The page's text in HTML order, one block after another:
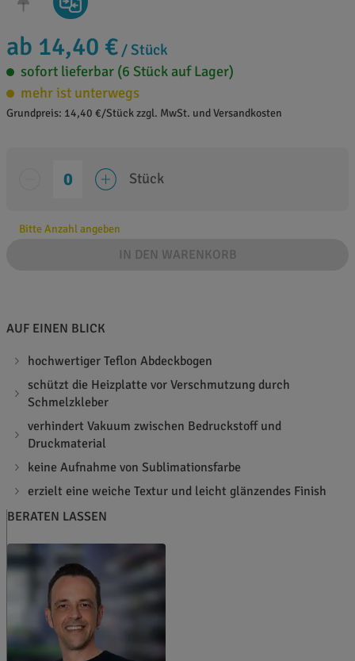
ab 14,40 € / Stück
sofort lieferbar (6 Stück auf Lager)
mehr ist unterwegs
Grundpreis: 14,40 €/Stück zzgl. MwSt. und Versandkosten
Stück
Bitte Anzahl angeben
IN DEN WARENKORB
AUF EINEN BLICK
hochwertiger Teflon Abdeckbogen
schützt die Heizplatte vor Verschmutzung durch
Schmelzkleber
verhindert Vakuum zwischen Bedruckstoff und
Druckmaterial
keine Aufnahme von Sublimationsfarbe
erzielt eine weiche Textur und leicht glänzendes Finish
BERATEN LASSEN